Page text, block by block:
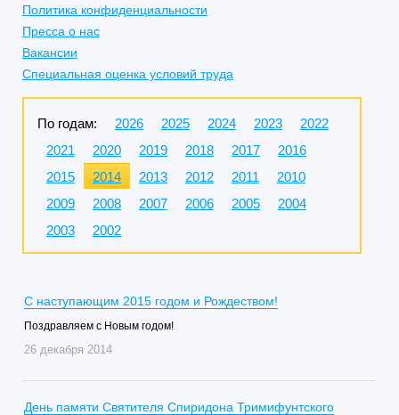
Политика конфиденциальности
Пресса о нас
Вакансии
Специальная оценка условий труда
По годам: 2026 2025 2024 2023
2022
2021
2020 2019 2018 2017
2016
2015
2014 2013 2012 2011
2010
2009
2008 2007 2006 2005
2004
2003
2002
С наступающим 2015 годом и Рождеством!
Поздравляем с Новым годом!
26 декабря 2014
День памяти Святителя Спиридона Тримифунтского